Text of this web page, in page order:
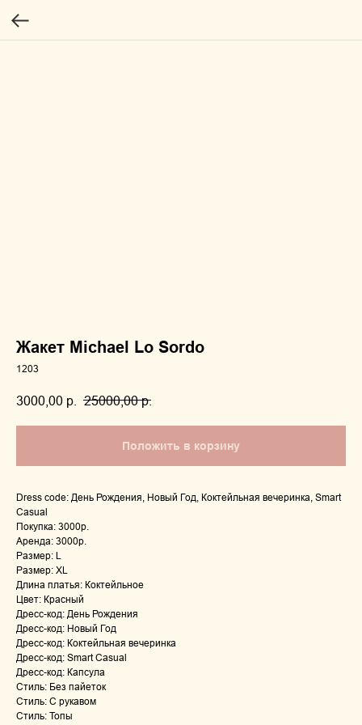
Жакет Michael Lo Sordo
1203
3000,00 р. 25000,00 р.
Положить в корзину
Dress code: День Рождения, Новый Год, Коктейльная вечеринка, Smart
Casual
Покупка: 3000р.
Аренда: 3000р.
Размер: L
Размер: XL
Длина платья: Коктейльное
Цвет: Красный
Дресс-код: День Рождения
Дресс-код: Новый Год
Дресс-код: Коктейльная вечеринка
Дресс-код: Smart Casual
Дресс-код: Капсула
Стиль: Без пайеток
Стиль: С рукавом
Стиль: Топы